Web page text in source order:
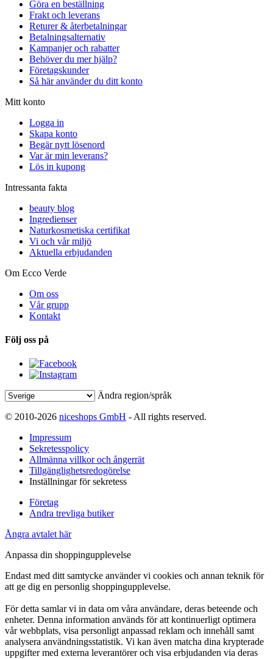
Göra en beställning
Frakt och leverans
Returer & återbetalningar
Betalningsalternativ
Kampanjer och rabatter
Behöver du mer hjälp?
Företagskunder
Så här använder du ditt konto
Mitt konto
Logga in
Skapa konto
Begär nytt lösenord
Var är min leverans?
Lös in kupong
Intressanta fakta
beauty blog
Ingredienser
Naturkosmetiska certifikat
Vi och vår miljö
Aktuella erbjudanden
Om Ecco Verde
Om oss
Vår grupp
Kontakt
Följ oss på
Ändra region/språk
© 2010-2026 niceshops GmbH - All rights reserved.
Impressum
Sekretesspolicy
Allmänna villkor och ångerrät
Tillgänglighetsredogörelse
Inställningar för sekretess
Företag
Andra trevliga butiker
Ångra avtalet här
Anpassa din shoppingupplevelse
Endast med ditt samtycke använder vi cookies och annan teknik för
att ge dig en personlig shoppingupplevelse.
För detta samlar vi in data om våra användare, deras beteende och
enheter. Denna information används för att kontinuerligt optimera
vår webbplats, visa personligt anpassad reklam och innehåll samt
analysera användningsstatistik. Vi kan även matcha dina krypterade
uppgifter med externa leverantörer och visa erbjudanden via deras